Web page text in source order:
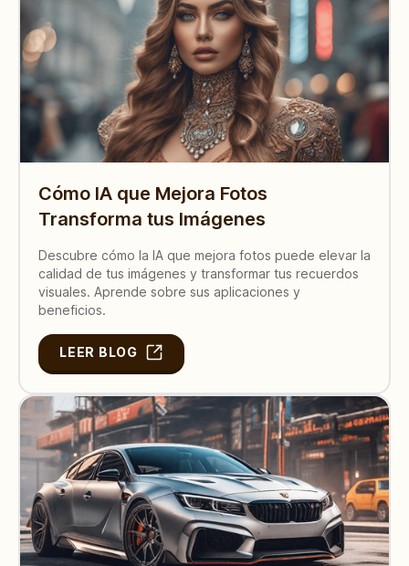
Cómo IA que Mejora Fotos
Transforma tus Imágenes
Descubre cómo la IA que mejora fotos puede elevar la
calidad de tus imágenes y transformar tus recuerdos
visuales. Aprende sobre sus aplicaciones y
beneficios.
LEER BLOG